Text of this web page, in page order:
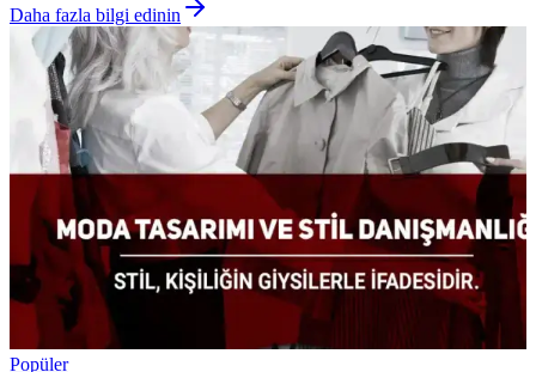
Daha fazla bilgi edinin
Popüler